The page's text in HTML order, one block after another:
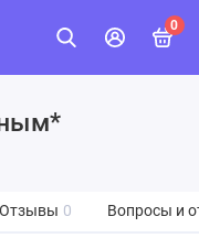
0
Отзывы 0 Вопросы и